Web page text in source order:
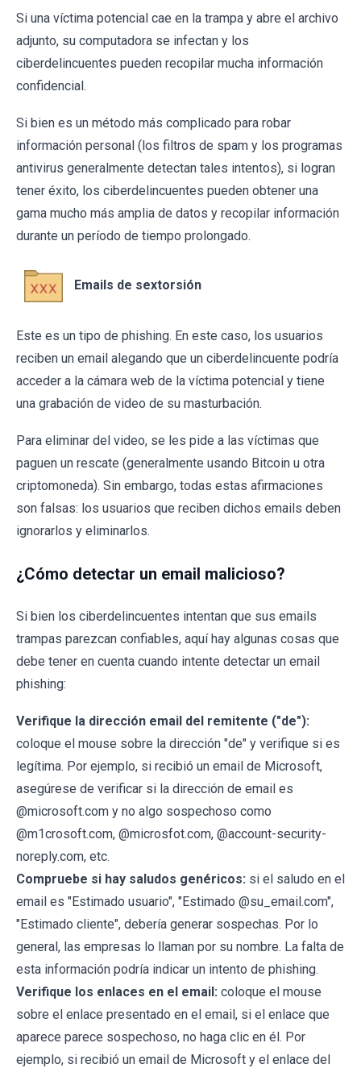
Si una víctima potencial cae en la trampa y abre el archivo
adjunto, su computadora se infectan y los
ciberdelincuentes pueden recopilar mucha información
confidencial.
Si bien es un método más complicado para robar
información personal (los filtros de spam y los programas
antivirus generalmente detectan tales intentos), si logran
tener éxito, los ciberdelincuentes pueden obtener una
gama mucho más amplia de datos y recopilar información
durante un período de tiempo prolongado.
Emails de sextorsión
Este es un tipo de phishing. En este caso, los usuarios
reciben un email alegando que un ciberdelincuente podría
acceder a la cámara web de la víctima potencial y tiene
una grabación de video de su masturbación.
Para eliminar del video, se les pide a las víctimas que
paguen un rescate (generalmente usando Bitcoin u otra
criptomoneda). Sin embargo, todas estas afirmaciones
son falsas: los usuarios que reciben dichos emails deben
ignorarlos y eliminarlos.
¿Cómo detectar un email malicioso?
Si bien los ciberdelincuentes intentan que sus emails
trampas parezcan confiables, aquí hay algunas cosas que
debe tener en cuenta cuando intente detectar un email
phishing:
Verifique la dirección email del remitente ("de"):
coloque el mouse sobre la dirección "de" y verifique si es
legítima. Por ejemplo, si recibió un email de Microsoft,
asegúrese de verificar si la dirección de email es
@microsoft.com y no algo sospechoso como
@m1crosoft.com, @microsfot.com, @account-security-
noreply.com, etc.
Compruebe si hay saludos genéricos: si el saludo en el
email es "Estimado usuario", "Estimado @su_email.com",
"Estimado cliente", debería generar sospechas. Por lo
general, las empresas lo llaman por su nombre. La falta de
esta información podría indicar un intento de phishing.
Verifique los enlaces en el email: coloque el mouse
sobre el enlace presentado en el email, si el enlace que
aparece parece sospechoso, no haga clic en él. Por
ejemplo, si recibió un email de Microsoft y el enlace del